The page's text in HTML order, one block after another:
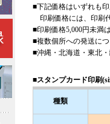
■下記価格はいずれも
印刷価格には、印刷
■印刷価格5,000円未満
■複数個所への発送に
■沖縄・北海道・東北
■スタンプカード印刷
種類